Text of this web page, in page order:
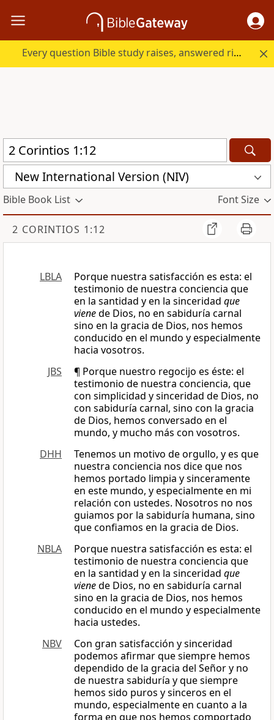
Every question Bible study raises, answered right here.
New International Version (NIV)
Bible Book List Font Size
2 CORINTIOS 1:12
LBLA
Porque nuestra satisfacción es esta: el
testimonio de nuestra conciencia que
en la santidad y en la sinceridad que
vienede Dios, no en sabiduría carnal
sino en la gracia de Dios, nos hemos
conducido en el mundo y especialmente
hacia vosotros.
JBS
¶ Porque nuestro regocijo es éste: el
testimonio de nuestra conciencia, que
con simplicidad y sinceridad de Dios, no
con sabiduría carnal, sino con la gracia
de Dios, hemos conversado en el
mundo, y mucho más con vosotros.
DHH
Tenemos un motivo de orgullo, y es que
nuestra conciencia nos dice que nos
hemos portado limpia y sinceramente
en este mundo, y especialmente en mi
relación con ustedes. Nosotros no nos
guiamos por la sabiduría humana, sino
que confiamos en la gracia de Dios.
NBLA
Porque nuestra satisfacción es esta: el
testimonio de nuestra conciencia que
en la santidad y en la sinceridad que
vienede Dios, no en sabiduría carnal
sino en la gracia de Dios, nos hemos
conducido en el mundo y especialmente
hacia ustedes.
NBV
Con gran satisfacción y sinceridad
podemos afirmar que siempre hemos
dependido de la gracia del Señor y no
de nuestra sabiduría y que siempre
hemos sido puros y sinceros en el
mundo, especialmente en cuanto a la
forma en que nos hemos comportado